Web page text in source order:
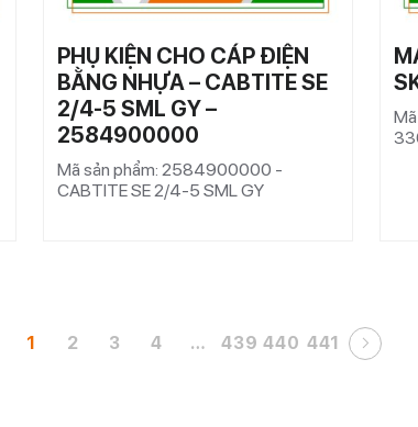
PHỤ KIỆN CHO CÁP ĐIỆN
BẰNG NHỰA – CABTITE SE
2/4-5 SML GY –
2584900000
Mã sản phẩm: 2584900000 -
CABTITE SE 2/4-5 SML GY
1 2 3 4 … 439 440 441